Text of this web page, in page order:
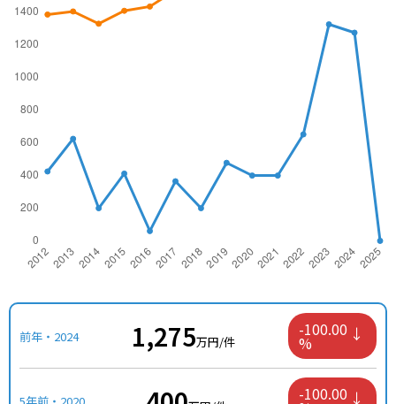
前年・2024 1,275万円/件
-100.00
%
-100.00